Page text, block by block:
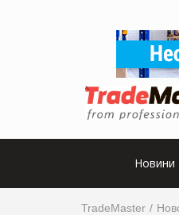
Новини
TradeMaster